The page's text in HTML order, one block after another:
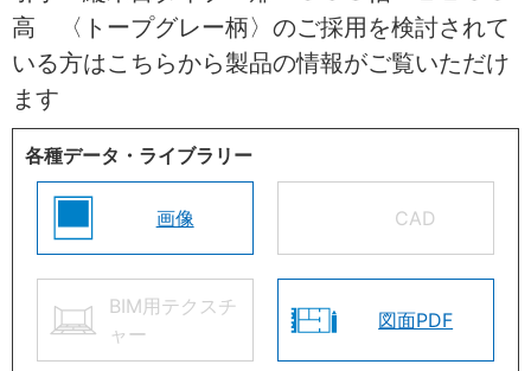
高 〈トープグレー柄〉のご採用を検討されて
いる方はこちらから製品の情報がご覧いただけ
ます
各種データ・ライブラリー
画像 CAD
BIM用テクスチ
ャー
図面PDF